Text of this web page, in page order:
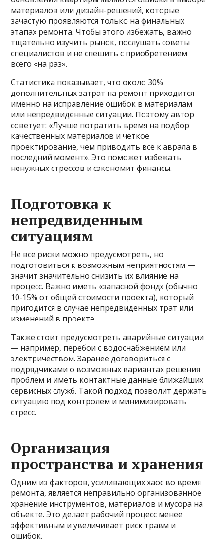
материалов или дизайн-решений, которые
зачастую проявляются только на финальных
этапах ремонта. Чтобы этого избежать, важно
тщательно изучить рынок, послушать советы
специалистов и не спешить с приобретением
всего «на раз».
Статистика показывает, что около 30%
дополнительных затрат на ремонт приходится
именно на исправление ошибок в материалам
или непредвиденные ситуации. Поэтому автор
советует: «Лучше потратить время на подбор
качественных материалов и четкое
проектирование, чем приводить всё к аврала в
последний момент». Это поможет избежать
ненужных стрессов и сэкономит финансы.
Подготовка к
непредвиденным
ситуациям
Не все риски можно предусмотреть, но
подготовиться к возможным неприятностям —
значит значительно снизить их влияние на
процесс. Важно иметь «запасной фонд» (обычно
10-15% от общей стоимости проекта), который
пригодится в случае непредвиденных трат или
изменений в проекте.
Также стоит предусмотреть аварийные ситуации
— например, перебои с водоснабжением или
электричеством. Заранее договориться с
подрядчиками о возможных вариантах решения
проблем и иметь контактные данные ближайших
сервисных служб. Такой подход позволит держать
ситуацию под контролем и минимизировать
стресс.
Организация
пространства и хранения
Одним из факторов, усиливающих хаос во время
ремонта, является неправильно организованное
хранение инструментов, материалов и мусора на
объекте. Это делает рабочий процесс менее
эффективным и увеличивает риск травм и
ошибок.